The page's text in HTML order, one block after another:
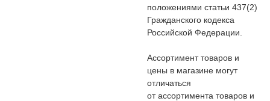
положениями статьи 437(2)
Гражданского кодекса
Российской Федерации.
Ассортимент товаров и
цены в магазине могут
отличаться
от ассортимента товаров и